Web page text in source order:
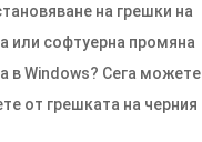
на грешки на
или софтуерна промяна
в Windows? Сега можете
от грешката на черния